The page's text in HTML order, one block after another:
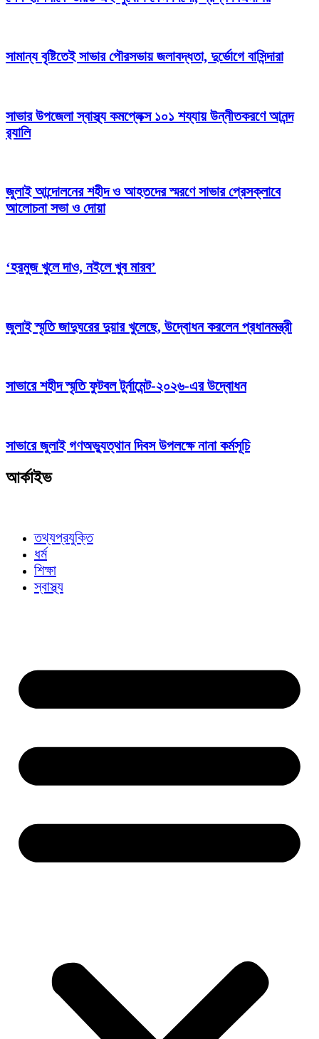
সামান্য বৃষ্টিতেই সাভার পৌরসভায় জলাবদ্ধতা, দুর্ভোগে বাসিন্দারা
সাভার উপজেলা স্বাস্থ্য কমপ্লেক্স ১০১ শয্যায় উন্নীতকরণে আনন্দ
র‍্যালি
জুলাই আন্দোলনের শহীদ ও আহতদের স্মরণে সাভার প্রেসক্লাবে
আলোচনা সভা ও দোয়া
‘হরমুজ খুলে দাও, নইলে খুব মারব’
জুলাই স্মৃতি জাদুঘরের দুয়ার খুলেছে, উদ্বোধন করলেন প্রধানমন্ত্রী
সাভারে শহীদ স্মৃতি ফুটবল টুর্নামেন্ট-২০২৬-এর উদ্বোধন
সাভারে জুলাই গণঅভ্যুত্থান দিবস উপলক্ষে নানা কর্মসূচি
আর্কাইভ
তথ্যপ্রযুক্তি
ধর্ম
শিক্ষা
স্বাস্থ্য